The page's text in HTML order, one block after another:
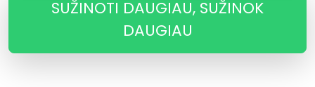
SUŽINOTI DAUGIAU, SUŽINOK
DAUGIAU